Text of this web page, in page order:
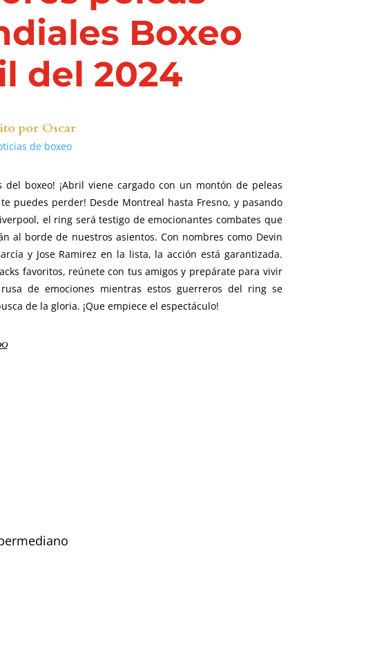
Boxeo
del 2024
por Oscar
de boxeo
del boxeo! ¡Abril viene cargado con un montón de peleas
puedes perder! Desde Montreal hasta Fresno, y pasando
el ring será testigo de emocionantes combates que
al borde de nuestros asientos. Con nombres como Devin
y Jose Ramirez en la lista, la acción está garantizada.
favoritos, reúnete con tus amigos y prepárate para vivir
de emociones mientras estos guerreros del ring se
de la gloria. ¡Que empiece el espectáculo!